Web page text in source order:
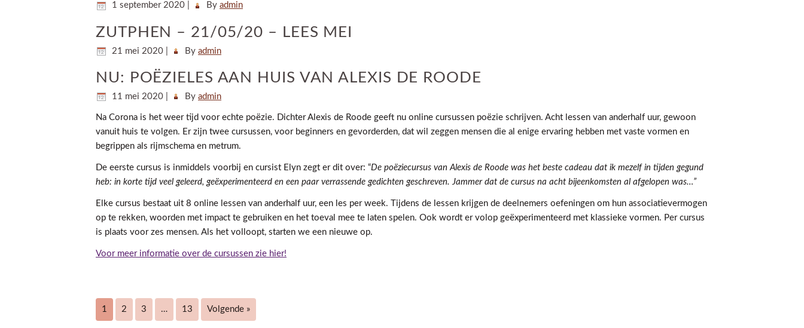
1 september 2020 By admin
ZUTPHEN – 21/05/20 – LEES MEI
21 mei 2020 By admin
NU: POËZIELES AAN HUIS VAN ALEXIS DE ROODE
11 mei 2020 By admin
Na Corona is het weer tijd voor echte poëzie. Dichter Alexis de Roode geeft nu online cursussen poëzie schrijven. Acht lessen van anderhalf uur, gewoon
vanuit huis te volgen. Er zijn twee cursussen, voor beginners en gevorderden, dat wil zeggen mensen die al enige ervaring hebben met vaste vormen en
begrippen als rijmschema en metrum.
De eerste cursus is inmiddels voorbij en cursist Elyn zegt er dit over: “De poëziecursus van Alexis de Roode was het beste cadeau dat ik mezelf in tijden gegund
heb: in korte tijd veel geleerd, geëxperimenteerd en een paar verrassende gedichten geschreven. Jammer dat de cursus na acht bijeenkomsten al afgelopen was…”
Elke cursus bestaat uit 8 online lessen van anderhalf uur, een les per week. Tijdens de lessen krijgen de deelnemers oefeningen om hun associatievermogen
op te rekken, woorden met impact te gebruiken en het toeval mee te laten spelen. Ook wordt er volop geëxperimenteerd met klassieke vormen. Per cursus
is plaats voor zes mensen. Als het volloopt, starten we een nieuwe op.
Voor meer informatie over de cursussen zie hier!
1 2 3 … 13 Volgende »